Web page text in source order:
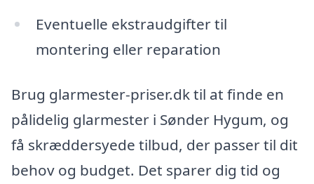
Eventuelle ekstraudgifter til
montering eller reparation
Brug glarmester-priser.dk til at finde en
pålidelig glarmester i Sønder Hygum, og
få skræddersyede tilbud, der passer til dit
behov og budget. Det sparer dig tid og